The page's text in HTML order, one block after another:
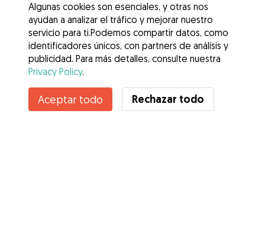
Algunas cookies son esenciales, y otras nos
ayudan a analizar el tráfico y mejorar nuestro
servicio para ti.Podemos compartir datos, como
identificadores únicos, con partners de análisis y
publicidad. Para más detalles, consulte nuestra
Privacy Policy.
Aceptar todo Rechazar todo